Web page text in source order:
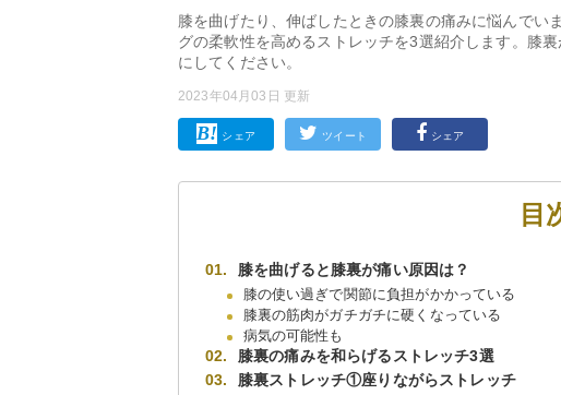
膝を曲げたり、伸ばしたときの膝裏の痛みに悩んでい
グの柔軟性を高めるストレッチを3選紹介します。膝
にしてください。
2023年04月03日 更新
シェア ツイート シェア
目
膝を曲げると膝裏が痛い原因は？
膝の使い過ぎで関節に負担がかかっている
膝裏の筋肉がガチガチに硬くなっている
病気の可能性も
膝裏の痛みを和らげるストレッチ3選
膝裏ストレッチ①座りながらストレッチ